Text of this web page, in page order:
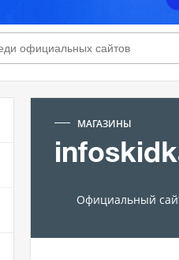
МАГАЗИНЫ
Официальный